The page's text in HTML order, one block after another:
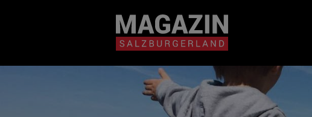
BEITRÄGE IN MEINER
NÄHE